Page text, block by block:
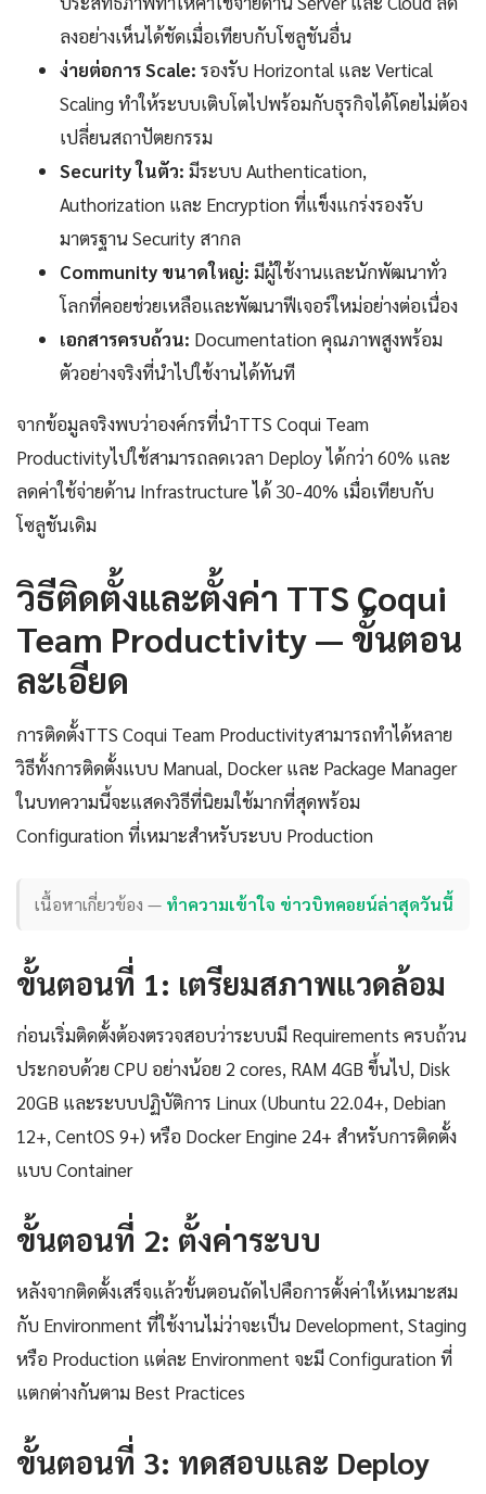
ลงอย่างเห็นได้ชัดเมื่อเทียบกับโซลูชันอื่น
ง่ายต่อการ Scale: รองรับ Horizontal และ Vertical
Scaling ทำให้ระบบเติบโตไปพร้อมกับธุรกิจได้โดยไม่ต้อง
เปลี่ยนสถาปัตยกรรม
Security ในตัว: มีระบบ Authentication,
Authorization และ Encryption ที่แข็งแกร่งรองรับ
มาตรฐาน Security สากล
Community ขนาดใหญ่: มีผู้ใช้งานและนักพัฒนาทั่ว
โลกที่คอยช่วยเหลือและพัฒนาฟีเจอร์ใหม่อย่างต่อเนื่อง
เอกสารครบถ้วน: Documentation คุณภาพสูงพร้อม
ตัวอย่างจริงที่นำไปใช้งานได้ทันที
จากข้อมูลจริงพบว่าองค์กรที่นำTTS Coqui Team
Productivityไปใช้สามารถลดเวลา Deploy ได้กว่า 60% และ
ลดค่าใช้จ่ายด้าน Infrastructure ได้ 30-40% เมื่อเทียบกับ
โซลูชันเดิม
วิธีติดตั้งและตั้งค่า TTS Coqui
Team Productivity — ขั้นตอน
ละเอียด
การติดตั้งTTS Coqui Team Productivityสามารถทำได้หลาย
วิธีทั้งการติดตั้งแบบ Manual, Docker และ Package Manager
ในบทความนี้จะแสดงวิธีที่นิยมใช้มากที่สุดพร้อม
Configuration ที่เหมาะสำหรับระบบ Production
เนื้อหาเกี่ยวข้อง — ทำความเข้าใจ ข่าวบิทคอยน์ล่าสุดวันนี้
ขั้นตอนที่ 1: เตรียมสภาพแวดล้อม
ก่อนเริ่มติดตั้งต้องตรวจสอบว่าระบบมี Requirements ครบถ้วน
ประกอบด้วย CPU อย่างน้อย 2 cores, RAM 4GB ขึ้นไป, Disk
20GB และระบบปฏิบัติการ Linux (Ubuntu 22.04+, Debian
12+, CentOS 9+) หรือ Docker Engine 24+ สำหรับการติดตั้ง
แบบ Container
ขั้นตอนที่ 2: ตั้งค่าระบบ
หลังจากติดตั้งเสร็จแล้วขั้นตอนถัดไปคือการตั้งค่าให้เหมาะสม
กับ Environment ที่ใช้งานไม่ว่าจะเป็น Development, Staging
หรือ Production แต่ละ Environment จะมี Configuration ที่
แตกต่างกันตาม Best Practices
ขั้นตอนที่ 3: ทดสอบและ Deploy